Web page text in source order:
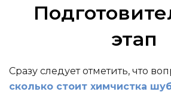
этап
Сразу следует отметить, что
сколько стоит химчистка